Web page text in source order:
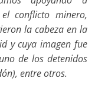
conflicto minero,
la cabeza en la
y cuya imagen fue
de los detenidos
entre otros.